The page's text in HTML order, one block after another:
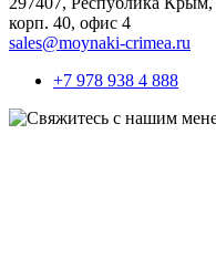
корп. 40, офис 4
sales@moynaki-crimea.ru
+7 978 938 4 888